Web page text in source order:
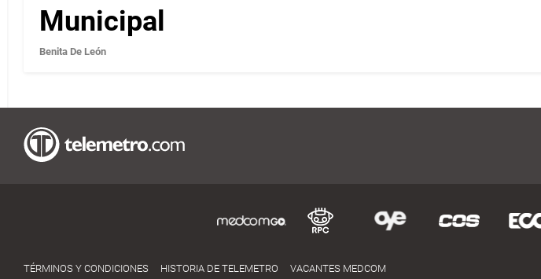
Municipal
Benita De León
TÉRMINOS Y CONDICIONES HISTORIA DE TELEMETRO VACANTES MEDCOM